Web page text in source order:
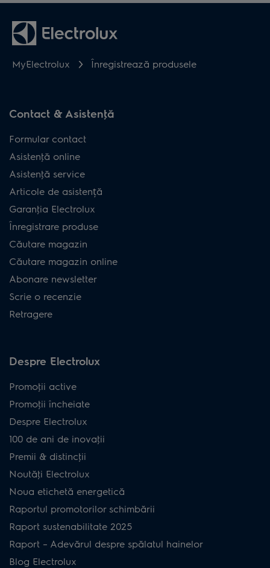
MyElectrolux Înregistrează produsele
Contact & Asistenţă
Formular contact
Asistenţă online
Asistenţă service
Articole de asistență
Garanţia Electrolux
Înregistrare produse
Căutare magazin
Căutare magazin online
Abonare newsletter
Scrie o recenzie
Retragere
Despre Electrolux
Promoţii active
Promoţii încheiate
Despre Electrolux
100 de ani de inovaţii
Premii & distincţii
Noutăţi Electrolux
Noua etichetă energetică
Raportul promotorilor schimbării
Raport sustenabilitate 2025
Raport – Adevărul despre spălatul hainelor
Blog Electrolux